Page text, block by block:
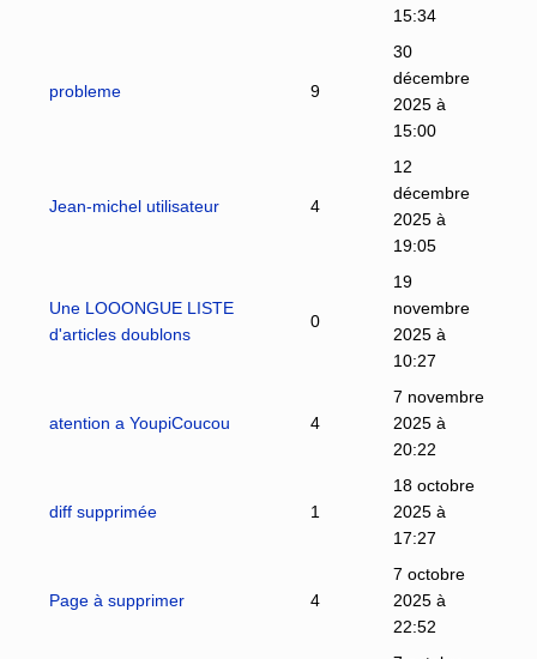
15:34
probleme 9
30
décembre
2025 à
15:00
Jean-michel utilisateur 4
12
décembre
2025 à
19:05
Une LOOONGUE LISTE
d'articles doublons
0
19
novembre
2025 à
10:27
atention a YoupiCoucou 4
7 novembre
2025 à
20:22
diff supprimée 1
18 octobre
2025 à
17:27
Page à supprimer 4
7 octobre
2025 à
22:52